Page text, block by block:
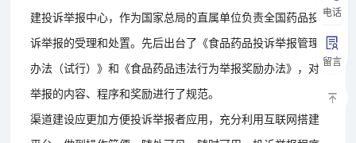
电话
留言
建投诉举报中心，作为国家总局的直属单位负责全国药品投
诉举报的受理和处置。先后出台了《食品药品投诉举报管理
办法（试行）》和《食品药品违法行为举报奖励办法》，对
举报的内容、程序和奖励进行了规范。
渠道建设应更加方便投诉举报者应用，充分利用互联网搭建